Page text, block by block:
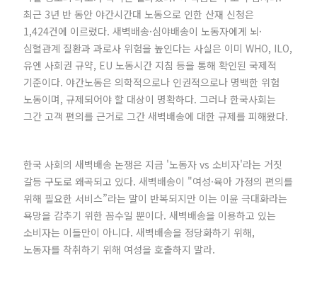
최근 3년 반 동안 야간시간대 노동으로 인한 산재 신청은
1,424건에 이르렀다. 새벽배송·심야배송이 노동자에게 뇌·
심혈관계 질환과 과로사 위험을 높인다는 사실은 이미 WHO, ILO,
유엔 사회권 규약, EU 노동시간 지침 등을 통해 확인된 국제적
기준이다. 야간노동은 의학적으로나 인권적으로나 명백한 위험
노동이며, 규제되어야 할 대상이 명확하다. 그러나 한국사회는
그간 고객 편의를 근거로 그간 새벽배송에 대한 규제를 피해왔다.
한국 사회의 새벽배송 논쟁은 지금 '노동자 vs 소비자'라는 거짓
갈등 구도로 왜곡되고 있다. 새벽배송이 "여성·육아 가정의 편의를
위해 필요한 서비스”라는 말이 반복되지만 이는 이윤 극대화라는
욕망을 감추기 위한 꼼수일 뿐이다. 새벽배송을 이용하고 있는
소비자는 이들만이 아니다. 새벽배송을 정당화하기 위해,
노동자를 착취하기 위해 여성을 호출하지 말라.